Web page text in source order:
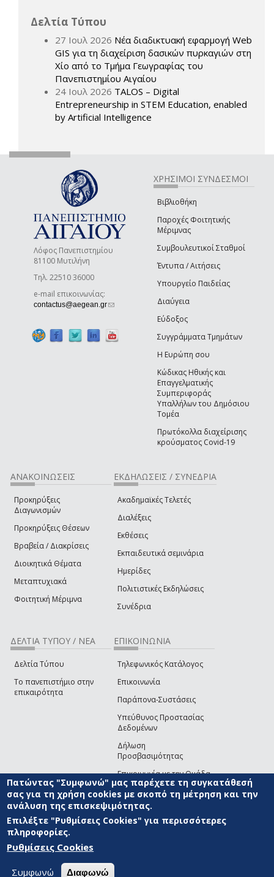
Δελτία Τύπου
27 Ιουλ 2026 Νέα διαδικτυακή εφαρμογή Web
GIS για τη διαχείριση δασικών πυρκαγιών στη
Χίο από το Τμήμα Γεωγραφίας του
Πανεπιστημίου Αιγαίου
24 Ιουλ 2026 TALOS – Digital
Entrepreneurship in STEM Education, enabled
by Artificial Intelligence
Λόφος Πανεπιστημίου
81100 Μυτιλήνη
Τηλ. 22510 36000
e-mail επικοινωνίας:
contactus@aegean.gr(link sends e-mail)
ΧΡΗΣΙΜΟΙ ΣΥΝΔΕΣΜΟΙ
Βιβλιοθήκη
Παροχές Φοιτητικής
Μέριμνας
Συμβουλευτικοί Σταθμοί
Έντυπα / Αιτήσεις
Υπουργείο Παιδείας
Διαύγεια
Εύδοξος
Συγγράμματα Τμημάτων
Η Ευρώπη σου
Κώδικας Ηθικής και
Επαγγελματικής
Συμπεριφοράς
Υπαλλήλων του Δημόσιου
Τομέα
Πρωτόκολλα διαχείρισης
κρούσματος Covid-19
ΑΝΑΚΟΙΝΩΣΕΙΣ
Προκηρύξεις
Διαγωνισμών
Προκηρύξεις Θέσεων
Βραβεία / Διακρίσεις
Διοικητικά Θέματα
Μεταπτυχιακά
Φοιτητική Μέριμνα
ΕΚΔΗΛΩΣΕΙΣ / ΣΥΝΕΔΡΙΑ
Ακαδημαϊκές Τελετές
Διαλέξεις
Εκθέσεις
Εκπαιδευτικά σεμινάρια
Ημερίδες
Πολιτιστικές Εκδηλώσεις
Συνέδρια
ΔΕΛΤΙΑ ΤΥΠΟΥ / ΝΕΑ
Δελτία Τύπου
Το πανεπιστήμιο στην
επικαιρότητα
ΕΠΙΚΟΙΝΩΝΙΑ
Τηλεφωνικός Κατάλογος
Επικοινωνία
Παράπονα-Συστάσεις
Υπεύθυνος Προστασίας
Δεδομένων
Δήλωση
Προσβασιμότητας
Επικοινωνία με την Ομάδα
Ανάπτυξης του site(link sends e-mail)
© ΠΑΝΕΠΙΣΤΗΜΙΟ ΑΙΓΑΙΟΥ ΟΡΟΙ ΧΡΗΣΗΣ
ΑΝΑΠΤΥΞΗΣ
Πατώντας "Συμφωνώ" μας παρέχετε τη συγκατάθεσή
σας για τη χρήση cookies με σκοπό τη μέτρηση και την
ανάλυση της επισκεψιμότητας.
Επιλέξτε "Ρυθμίσεις Cookies" για περισσότερες
πληροφορίες.
Ρυθμίσεις Cookies
Συμφωνώ Διαφωνώ